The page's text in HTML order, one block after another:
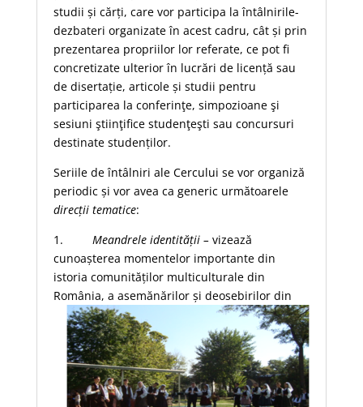
studii și cărți, care vor participa la întâlnirile-
dezbateri organizate în acest cadru, cât și prin
prezentarea propriilor lor referate, ce pot fi
concretizate ulterior în lucrări de licență sau
de disertație, articole și studii pentru
participarea la conferinţe, simpozioane şi
sesiuni ştiinţifice studenţeşti sau concursuri
destinate studenților.
Seriile de întâlniri ale Cercului se vor organiză
periodic și vor avea ca generic următoarele
direcții tematice:
1. Meandrele identității – vizează
cunoașterea momentelor importante din
istoria comunităților multiculturale din
România, a asemănărilor și deosebirilor din